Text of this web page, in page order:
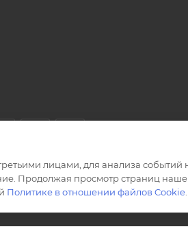
лицами, для анализа событий
Продолжая просмотр страниц
Политике в отношении файлов Cookie